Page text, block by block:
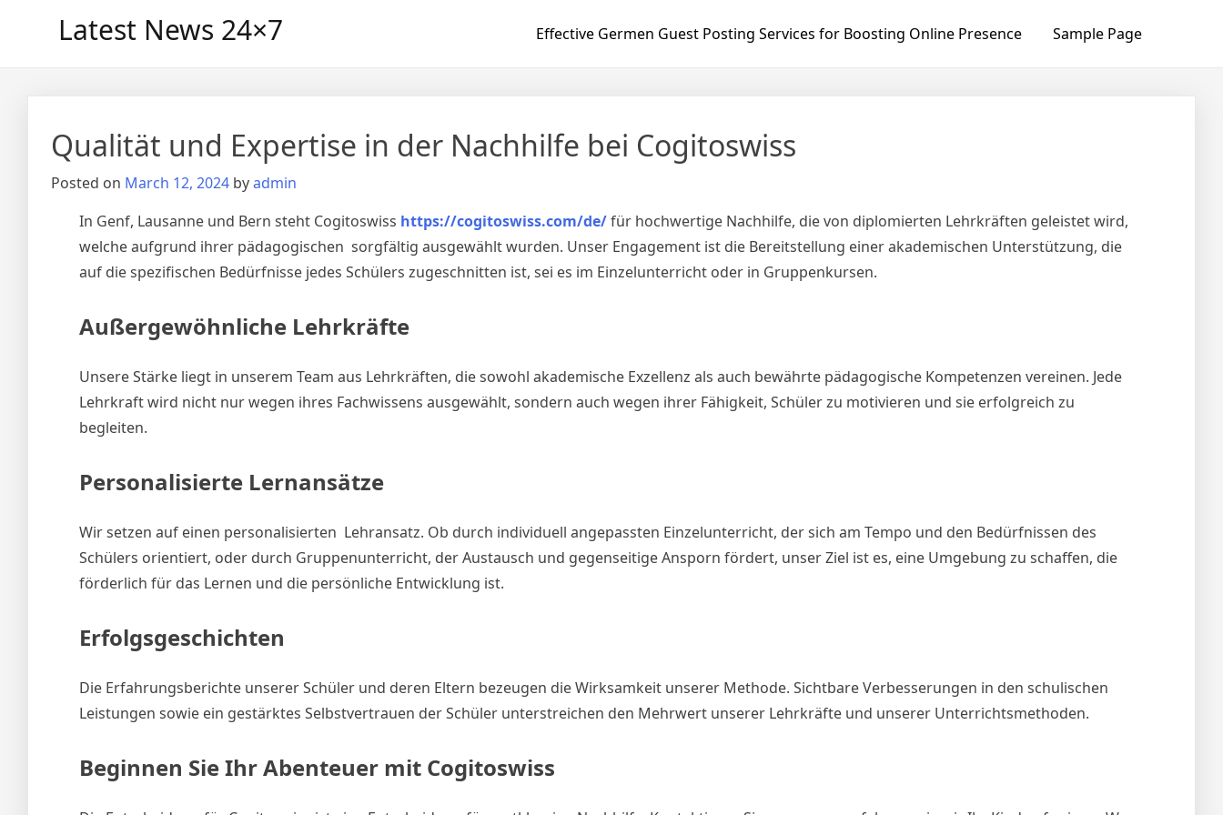
Latest News 24×7 Effective Germen Guest Posting Services for Boosting Online Presence Sample Page
Qualität und Expertise in der Nachhilfe bei Cogitoswiss
Posted on March 12, 2024 byadmin
In Genf, Lausanne und Bern steht Cogitoswiss https://cogitoswiss.com/de/für hochwertige Nachhilfe, die von diplomierten Lehrkräften geleistet wird,
welche aufgrund ihrer pädagogischen sorgfältig ausgewählt wurden. Unser Engagement ist die Bereitstellung einer akademischen Unterstützung, die
auf die spezifischen Bedürfnisse jedes Schülers zugeschnitten ist, sei es im Einzelunterricht oder in Gruppenkursen.
Außergewöhnliche Lehrkräfte
Unsere Stärke liegt in unserem Team aus Lehrkräften, die sowohl akademische Exzellenz als auch bewährte pädagogische Kompetenzen vereinen. Jede
Lehrkraft wird nicht nur wegen ihres Fachwissens ausgewählt, sondern auch wegen ihrer Fähigkeit, Schüler zu motivieren und sie erfolgreich zu
begleiten.
Personalisierte Lernansätze
Wir setzen auf einen personalisierten Lehransatz. Ob durch individuell angepassten Einzelunterricht, der sich am Tempo und den Bedürfnissen des
Schülers orientiert, oder durch Gruppenunterricht, der Austausch und gegenseitige Ansporn fördert, unser Ziel ist es, eine Umgebung zu schaffen, die
förderlich für das Lernen und die persönliche Entwicklung ist.
Erfolgsgeschichten
Die Erfahrungsberichte unserer Schüler und deren Eltern bezeugen die Wirksamkeit unserer Methode. Sichtbare Verbesserungen in den schulischen
Leistungen sowie ein gestärktes Selbstvertrauen der Schüler unterstreichen den Mehrwert unserer Lehrkräfte und unserer Unterrichtsmethoden.
Beginnen Sie Ihr Abenteuer mit Cogitoswiss